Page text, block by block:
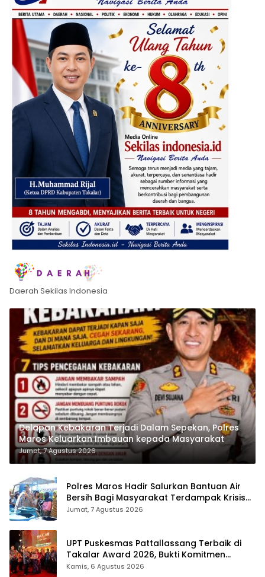
Daerah Sekilas Indonesia
Delapan Kebakaran Terjadi Dalam Sepekan, Polres
Maros Keluarkan Imbauan kepada Masyarakat
Jumat, 7 Agustus 2026
Polres Maros Hadir Salurkan Bantuan Air
Bersih Bagi Masyarakat Terdampak Krisis
Air Bersih Di Maros
Jumat, 7 Agustus 2026
UPT Puskesmas Pattallassang Terbaik di
Takalar Award 2026, Bukti Komitmen
Hadirkan Pelayanan Kesehatan Berkualitas
Kamis, 6 Agustus 2026